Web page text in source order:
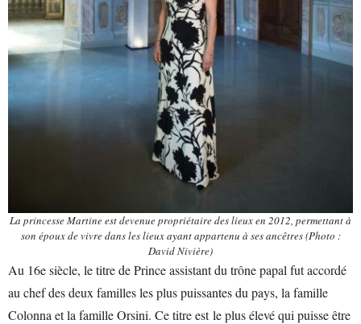
La princesse Martine est devenue propriétaire des lieux en 2012, permettant à
son époux de vivre dans les lieux ayant appartenu à ses ancêtres(Photo :
David Nivière)
Au 16e siècle, le titre de Prince assistant du trône papal fut accordé
au chef des deux familles les plus puissantes du pays, la famille
Colonna et la famille Orsini. Ce titre est le plus élevé qui puisse être